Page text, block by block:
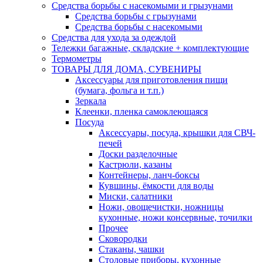
Средства борьбы с насекомыми и грызунами
Средства борьбы с грызунами
Средства борьбы с насекомыми
Средства для ухода за одеждой
Тележки багажные, складские + комплектующие
Термометры
ТОВАРЫ ДЛЯ ДОМА, СУВЕНИРЫ
Аксессуары для приготовления пищи
(бумага, фольга и т.п.)
Зеркала
Клеенки, пленка самоклеющаяся
Посуда
Аксессуары, посуда, крышки для СВЧ-
печей
Доски разделочные
Кастрюли, казаны
Контейнеры, ланч-боксы
Кувшины, ёмкости для воды
Миски, салатники
Ножи, овощечистки, ножницы
кухонные, ножи консервные, точилки
Прочее
Сковородки
Стаканы, чашки
Столовые приборы, кухонные